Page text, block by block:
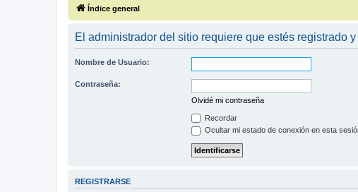
Índice general
El administrador del sitio requiere que estés registrado
Nombre de Usuario:
Contraseña:
Olvidé mi contraseña
Recordar
Ocultar mi estado de conexión en esta
REGISTRARSE